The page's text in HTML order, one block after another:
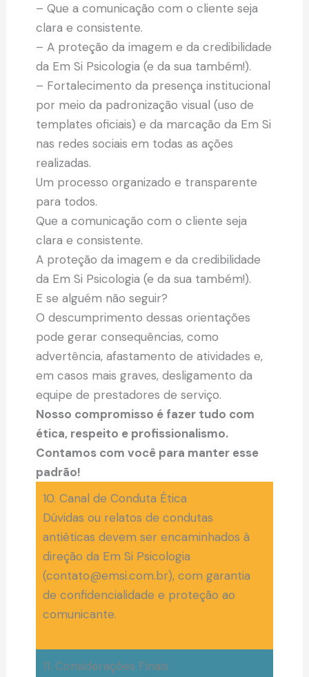
– Que a comunicação com o cliente seja
clara e consistente.
– A proteção da imagem e da credibilidade
da Em Si Psicologia (e da sua também!).
– Fortalecimento da presença institucional
por meio da padronização visual (uso de
templates oficiais) e da marcação da Em Si
nas redes sociais em todas as ações
realizadas.
Um processo organizado e transparente
para todos.
Que a comunicação com o cliente seja
clara e consistente.
A proteção da imagem e da credibilidade
da Em Si Psicologia (e da sua também!).
E se alguém não seguir?
O descumprimento dessas orientações
pode gerar consequências, como
advertência, afastamento de atividades e,
em casos mais graves, desligamento da
equipe de prestadores de serviço.
Nosso compromisso é fazer tudo com
ética, respeito e profissionalismo.
Contamos com você para manter esse
padrão!
10. Canal de Conduta Ética
Dúvidas ou relatos de condutas
antiéticas devem ser encaminhados à
direção da Em Si Psicologia
(contato@emsi.com.br), com garantia
de confidencialidade e proteção ao
comunicante.
11. Considerações Finais